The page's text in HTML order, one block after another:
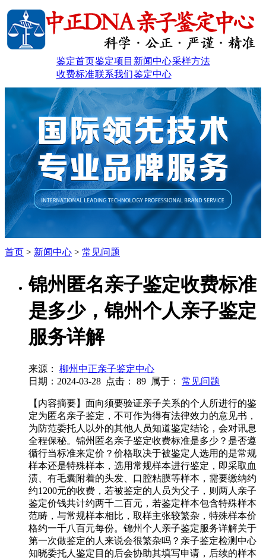
鉴定首页鉴定项目 新闻中心采样方法
收费标准联系我们鉴定中心
首页 > 新闻中心 > 常见问题
锦州匿名亲子鉴定收费标准
是多少，锦州个人亲子鉴定
服务详解
来源：
柳州中正亲子鉴定中心
日期：2024-03-28 点击： 89 属于： 常见问题
【内容摘要】面向须要验证亲子关系的个人所进行的鉴
定为匿名亲子鉴定，不可作为得有法律效力的意见书，
为防范委托人以外的其他人员知道鉴定结论，会对讯息
全程保秘。锦州匿名亲子鉴定收费标准是多少？是否遵
循行当标准来定价？价格取决于被鉴定人选用的是常规
样本还是特殊样本，选用常规样本进行鉴定，即采取血
渍、有毛囊附着的头发、口腔粘膜等样本，需要缴纳约
约1200元的收费，若被鉴定的人员为父子，则两人亲子
鉴定价钱共计约两千二百元，若鉴定样本包含特殊样本
范畴，与常规样本相比，取样主张较繁杂，特殊样本价
格约一千八百元每份。锦州个人亲子鉴定服务详解关于
第一次做鉴定的人来说会很繁杂吗？亲子鉴定检测中心
知晓委托人鉴定目的后会协助其填写申请，后续的样本